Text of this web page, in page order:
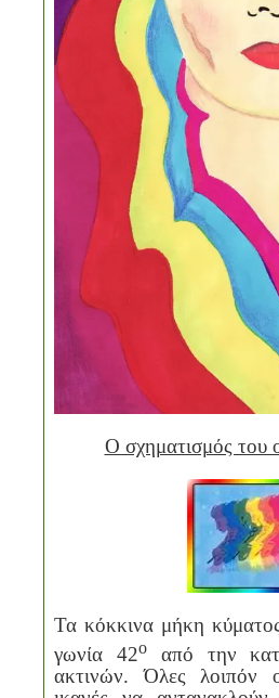
Ο σχηματισμός του
Τα κόκκινα μήκη
γωνία 42οαπό την
ακτινών. Όλες λοιπόν